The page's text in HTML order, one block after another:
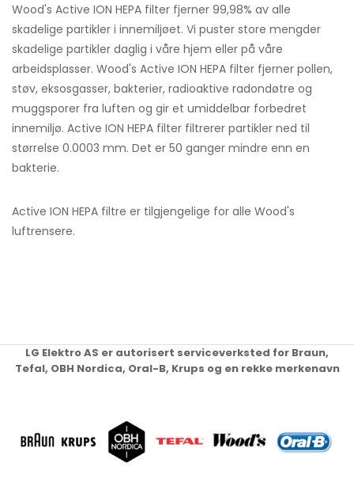
Wood's Active ION HEPA filter fjerner 99,98% av alle
skadelige partikler i innemiljøet. Vi puster store mengder
skadelige partikler daglig i våre hjem eller på våre
arbeidsplasser. Wood's Active ION HEPA filter fjerner pollen,
støv, eksosgasser, bakterier, radioaktive radondøtre og
muggsporer fra luften og gir et umiddelbar forbedret
innemiljø. Active ION HEPA filter filtrerer partikler ned til
størrelse 0.0003 mm. Det er 50 ganger mindre enn en
bakterie.
Active ION HEPA filtre er tilgjengelige for alle Wood's
luftrensere.
LG Elektro AS er autorisert serviceverksted for Braun,
Tefal, OBH Nordica, Oral-B, Krups og en rekke merkenavn